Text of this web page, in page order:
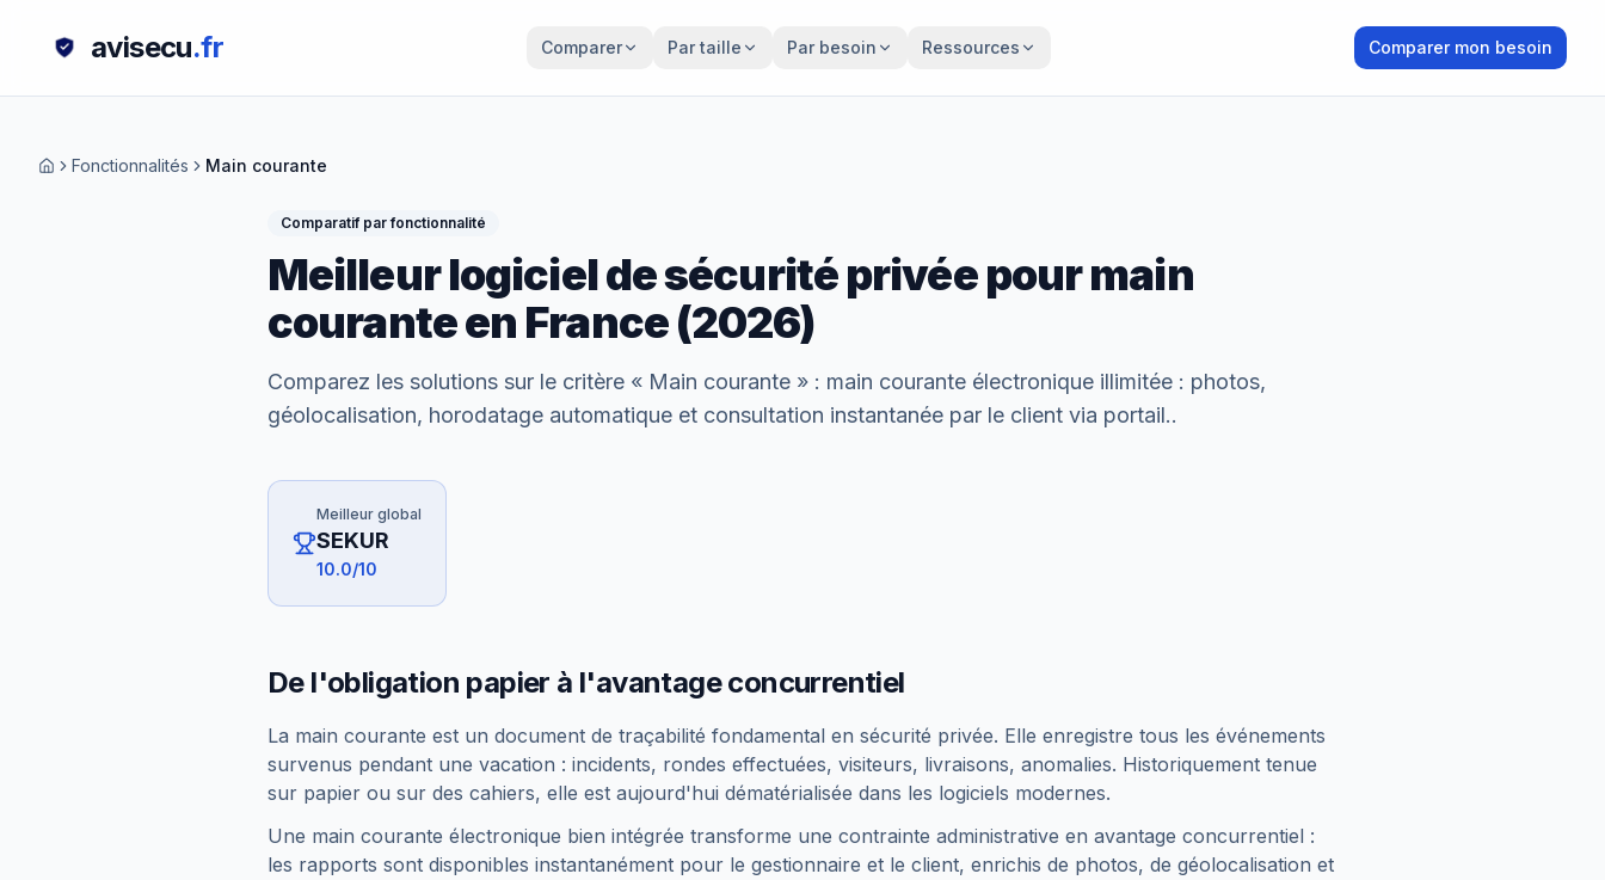
avisecu.fr Comparer Par taille Par besoin Ressources Comparer mon besoin
Fonctionnalités Main courante
Comparatif par fonctionnalité
Meilleur logiciel de sécurité privée pourmain
couranteen France (2026)
Comparez les solutions sur le critère « Main courante » : main courante électronique illimitée : photos,
géolocalisation, horodatage automatique et consultation instantanée par le client via portail..
Meilleur global
SEKUR
10.0/10
De l'obligation papier à l'avantage concurrentiel
La main courante est un document de traçabilité fondamental en sécurité privée. Elle enregistre tous les événements
survenus pendant une vacation : incidents, rondes effectuées, visiteurs, livraisons, anomalies. Historiquement tenue
sur papier ou sur des cahiers, elle est aujourd'hui dématérialisée dans les logiciels modernes.
Une main courante électronique bien intégrée transforme une contrainte administrative en avantage concurrentiel :
les rapports sont disponibles instantanément pour le gestionnaire et le client, enrichis de photos, de géolocalisation et